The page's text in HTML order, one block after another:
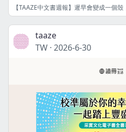
taaze
TW · 2026-6-30